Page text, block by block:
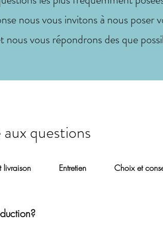
nous vous invitons à nous poser
nous vous répondrons des que
questions
livraison Entretien Choix et